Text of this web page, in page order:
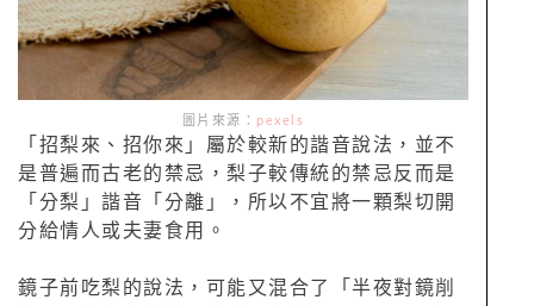
圖片來源： pexels
「招梨來、招你來」屬於較新的諧音說法，並不
是普遍而古老的禁忌，梨子較傳統的禁忌反而是
「分梨」諧音「分離」，所以不宜將一顆梨切開
分給情人或夫妻食用。
鏡子前吃梨的說法，可能又混合了「半夜對鏡削